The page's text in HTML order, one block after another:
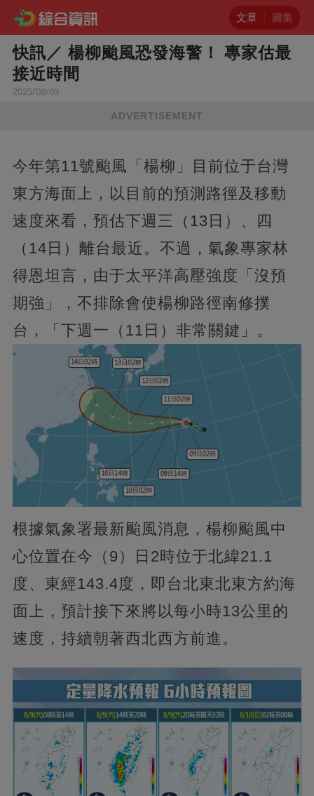
文章 圖集
快訊／ 楊柳颱風恐發海警！ 專家估最
接近時間
2025/08/09
ADVERTISEMENT
今年第11號颱風「楊柳」目前位于台灣
東方海面上，以目前的預測路徑及移動
速度來看，預估下週三（13日）、四
（14日）離台最近。不過，氣象專家林
得恩坦言，由于太平洋高壓強度「沒預
期強」，不排除會使楊柳路徑南修撲
台，「下週一（11日）非常關鍵」。
根據氣象署最新颱風消息，楊柳颱風中
心位置在今（9）日2時位于北緯21.1
度、東經143.4度，即台北東北東方約海
面上，預計接下來將以每小時13公里的
速度，持續朝著西北西方前進。